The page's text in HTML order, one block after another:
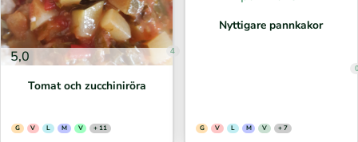
5,0 4
Tomat och zucchiniröra
G V L M V + 11
Nyttigare pannkakor
G V L M V + 7